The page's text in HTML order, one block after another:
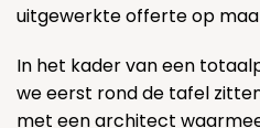
uitgewerkte offerte op
In het kader van een
we eerst rond de tafel
met een architect